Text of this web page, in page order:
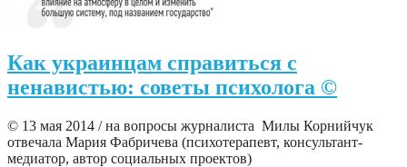
Как украинцам справиться с
ненавистью: советы психолога ©
© 13 мая 2014 / на вопросы журналиста Милы Корнийчук
отвечала Мария Фабричева (психотерапевт, консультант-
медиатор, автор социальных проектов)